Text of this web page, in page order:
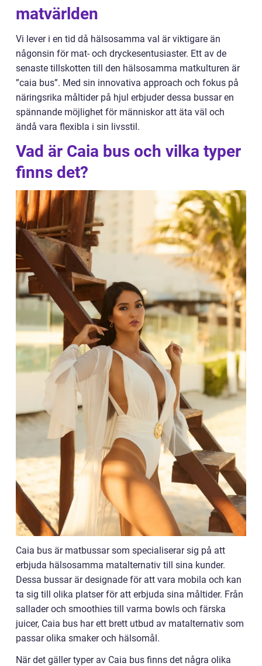
matvärlden
Vi lever i en tid då hälsosamma val är viktigare än
någonsin för mat- och dryckesentusiaster. Ett av de
senaste tillskotten till den hälsosamma matkulturen är
”caia bus”. Med sin innovativa approach och fokus på
näringsrika måltider på hjul erbjuder dessa bussar en
spännande möjlighet för människor att äta väl och
ändå vara flexibla i sin livsstil.
Vad är Caia bus och vilka typer
finns det?
Caia bus är matbussar som specialiserar sig på att
erbjuda hälsosamma matalternativ till sina kunder.
Dessa bussar är designade för att vara mobila och kan
ta sig till olika platser för att erbjuda sina måltider. Från
sallader och smoothies till varma bowls och färska
juicer, Caia bus har ett brett utbud av matalternativ som
passar olika smaker och hälsomål.
När det gäller typer av Caia bus finns det några olika